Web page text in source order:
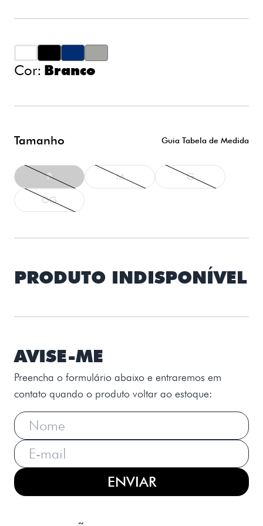
Permito o recebimento por e-mail de promoções e
Cor: Branco
Tamanho Guia Tabela de Medida
P M G
GG
PRODUTO INDISPONÍVEL
AVISE-ME
Preencha o formulário abaixo e entraremos em
contato quando o produto voltar ao estoque:
ENVIAR